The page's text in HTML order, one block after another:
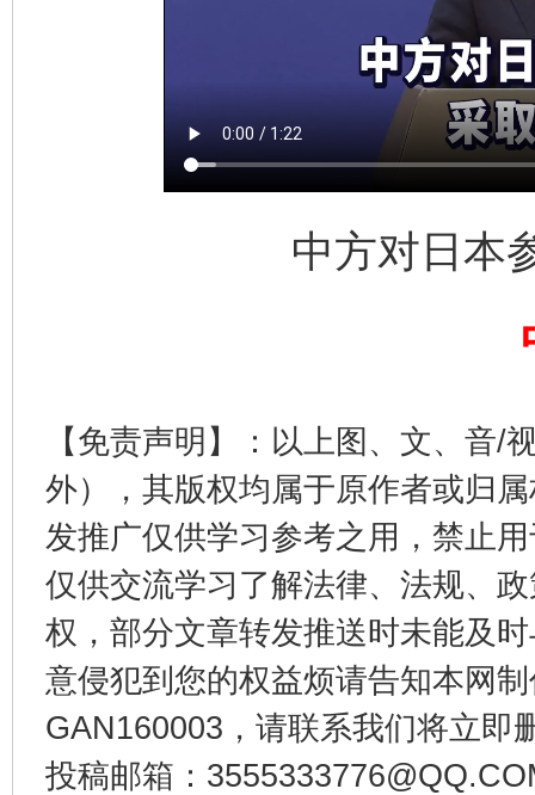
中方对日本参
【免责声明】：以上图、文、音/
外），其版权均属于原作者或归
发推广仅供学习参考之用，禁止
仅供交流学习了解法律、法规、
权，部分文章转发推送时未能及
意侵犯到您的权益烦请告知本网
GAN160003，请联系我们将立即
投稿邮箱：
东山县通报“牛蛙产品抗生素超标问题” 法